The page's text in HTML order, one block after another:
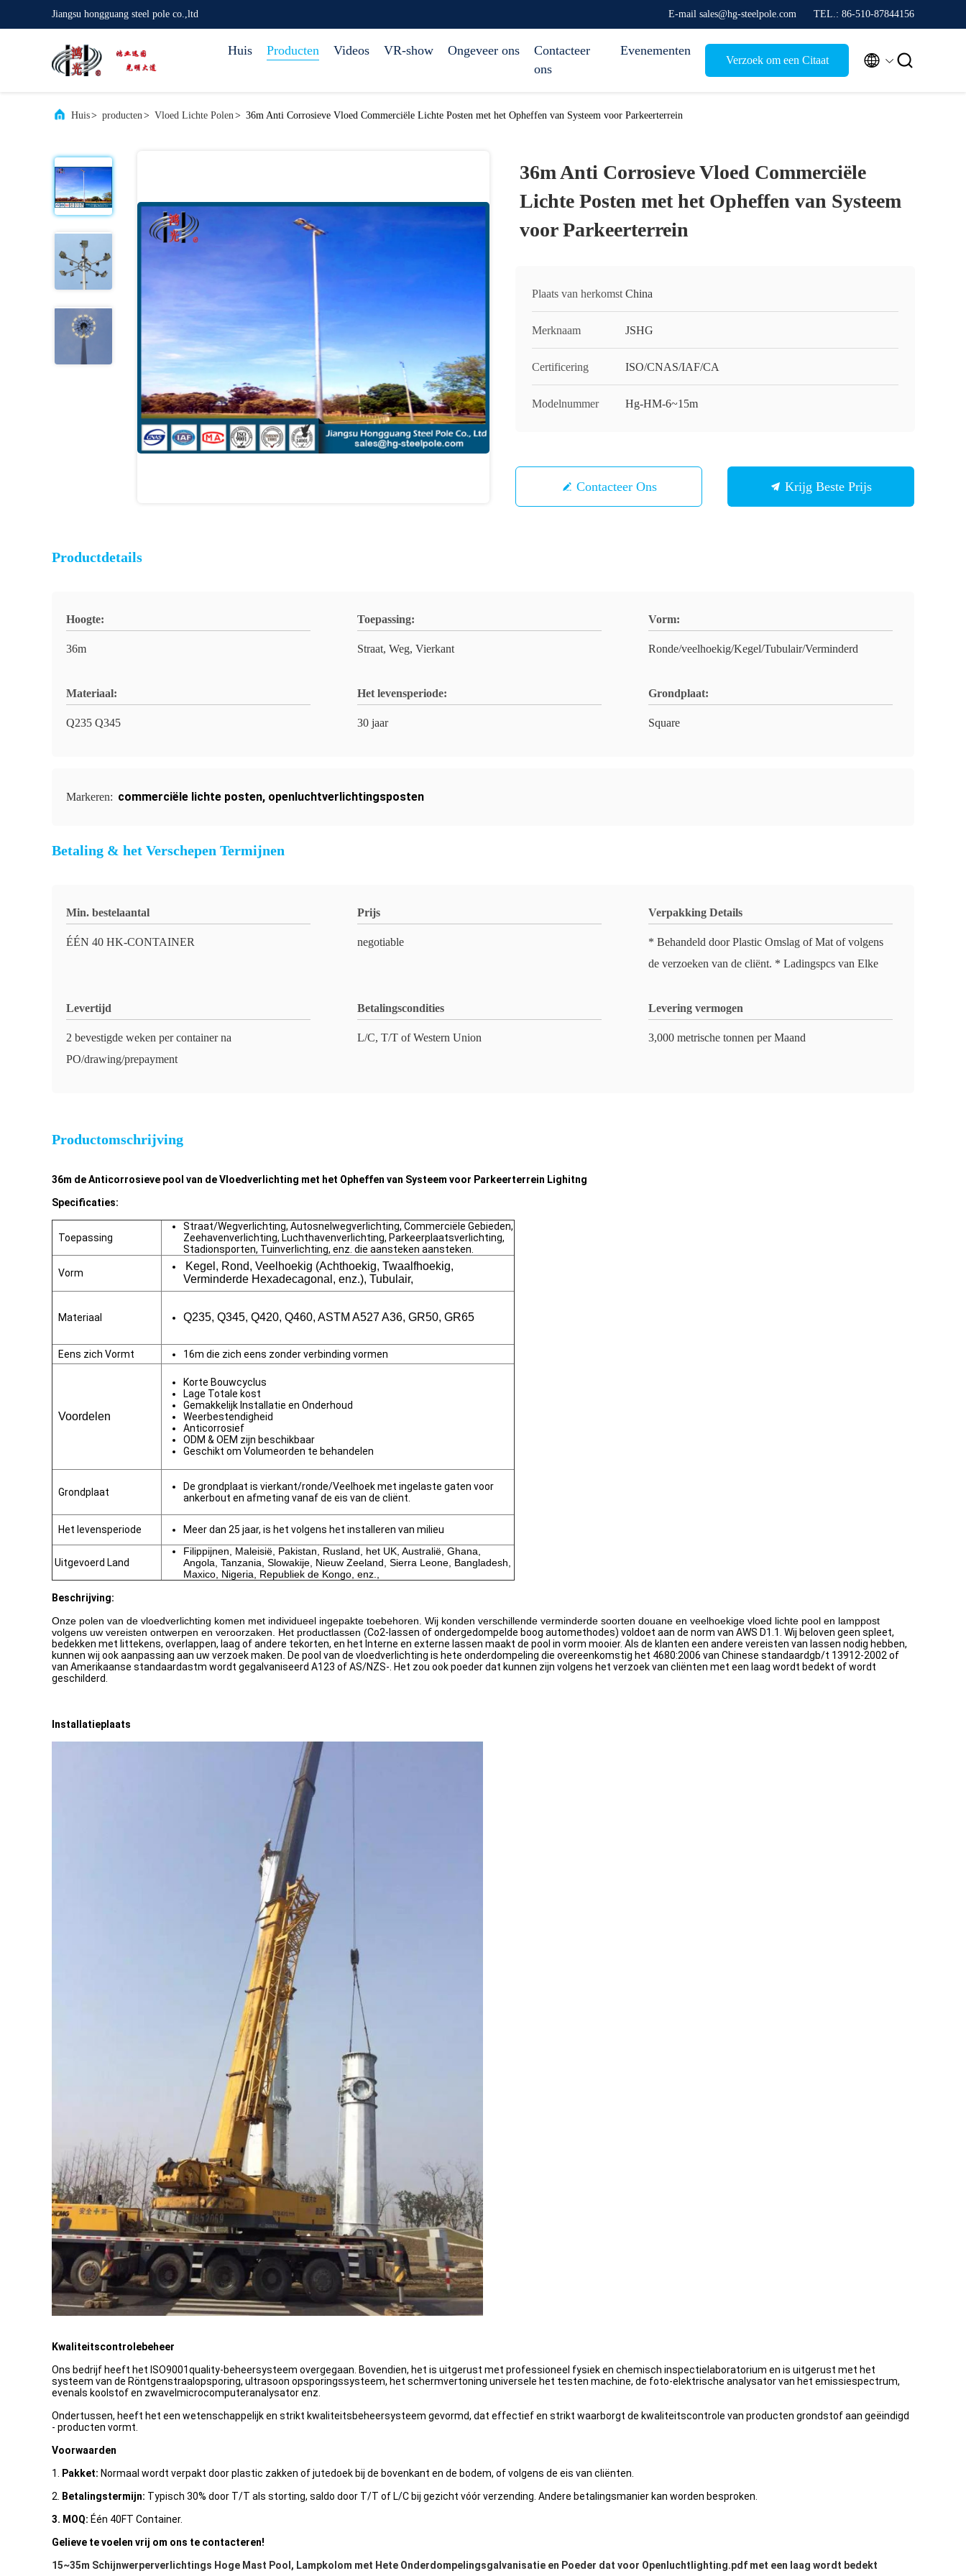
Jiangsu hongguang steel pole co.,ltd E-mail sales@hg-steelpole.com TEL.: 86-510-87844156
Huis Producten Videos VR-show Ongeveer ons
Contacteer
ons
Evenementen
Verzoek om een Citaat  
Huis> producten> Vloed Lichte Polen> 36m Anti Corrosieve Vloed Commerciële Lichte Posten met het Opheffen van Systeem voor Parkeerterrein
36m Anti Corrosieve Vloed Commerciële
Lichte Posten met het Opheffen van Systeem
voor Parkeerterrein
Plaats van herkomst China
Merknaam JSHG
Certificering ISO/CNAS/IAF/CA
Modelnummer Hg-HM-6~15m
Contacteer Ons Krijg Beste Prijs
Productdetails
Hoogte:
36m
Toepassing:
Straat, Weg, Vierkant
Vorm:
Ronde/veelhoekig/Kegel/Tubulair/Verminderd
Materiaal:
Q235 Q345
Het levensperiode:
30 jaar
Grondplaat:
Square
Markeren: commerciële lichte posten, openluchtverlichtingsposten
Betaling & het Verschepen Termijnen
Min. bestelaantal
ÉÉN 40 HK-CONTAINER
Prijs
negotiable
Verpakking Details
* Behandeld door Plastic Omslag of Mat of volgens
de verzoeken van de cliënt. * Ladingspcs van Elke
Levertijd
2 bevestigde weken per container na
PO/drawing/prepayment
Betalingscondities
L/C, T/T of Western Union
Levering vermogen
3,000 metrische tonnen per Maand
Productomschrijving
36m de Anticorrosieve pool van de Vloedverlichting met het Opheffen van Systeem voor Parkeerterrein Lighitng
Specificaties:
Toepassing
Straat/Wegverlichting, Autosnelwegverlichting, Commerciële Gebieden,
Zeehavenverlichting, Luchthavenverlichting, Parkeerplaatsverlichting,
Stadionsporten, Tuinverlichting, enz. die aansteken aansteken.
Vorm
Kegel, Rond, Veelhoekig (Achthoekig, Twaalfhoekig,
Verminderde Hexadecagonal, enz.), Tubulair,
Materiaal Q235, Q345, Q420, Q460, ASTM A527 A36, GR50, GR65
Eens zich Vormt 16m die zich eens zonder verbinding vormen
Voordelen
Korte Bouwcyclus
Lage Totale kost
Gemakkelijk Installatie en Onderhoud
Weerbestendigheid
Anticorrosief
ODM & OEM zijn beschikbaar
Geschikt om Volumeorden te behandelen
Grondplaat
De grondplaat is vierkant/ronde/Veelhoek met ingelaste gaten voor
ankerbout en afmeting vanaf de eis van de cliënt.
Het levensperiode Meer dan 25 jaar, is het volgens het installeren van milieu
Uitgevoerd Land
Filippijnen, Maleisië, Pakistan, Rusland, het UK, Australië, Ghana,
Angola, Tanzania, Slowakije, Nieuw Zeeland, Sierra Leone, Bangladesh,
Maxico, Nigeria, Republiek de Kongo, enz.,
Beschrijving:
Onze polen van de vloedverlichting komen met individueel ingepakte toebehoren. Wij konden verschillende verminderde soorten douane en veelhoekige vloed lichte pool en lamppost
volgens uw vereisten ontwerpen en veroorzaken. Het productlassen (Co2-lassen of ondergedompelde boog automethodes) voldoet aan de norm van AWS D1.1. Wij beloven geen spleet,
bedekken met littekens, overlappen, laag of andere tekorten, en het Interne en externe lassen maakt de pool in vorm mooier. Als de klanten een andere vereisten van lassen nodig hebben,
kunnen wij ook aanpassing aan uw verzoek maken
De pool van de vloedverlichting is hete onderdompeling die overeenkomstig het 4680:2006 van Chinese standaardgb/t 13912-2002 of
van Amerikaanse standaardastm wordt gegalvaniseerd A123 of AS/NZS-. Het zou ook poeder dat kunnen zijn volgens het verzoek van cliënten met een laag wordt bedekt of wordt
geschilderd.
Installatieplaats
Kwaliteitscontrolebeheer
Ons bedrijf heeft het ISO9001quality-beheersysteem overgegaan. Bovendien, het is uitgerust met professioneel fysiek en chemisch inspectielaboratorium en is uitgerust met het
systeem van de Röntgenstraalopsporing, ultrasoon opsporingssysteem, het schermvertoning universele het testen machine, de foto-elektrische analysator van het emissiespectrum,
evenals koolstof en zwavelmicrocomputeranalysator enz.
Ondertussen, heeft het een wetenschappelijk en strikt kwaliteitsbeheersysteem gevormd, dat effectief en strikt waarborgt de kwaliteitscontrole van producten grondstof aan geëindigd
- producten vormt.
Voorwaarden
1.
Pakket: Normaal wordt verpakt door plastic zakken of jutedoek bij de bovenkant en de bodem, of volgens de eis van cliënten.
2.
Betalingstermijn: Typisch 30% door T/T als storting, saldo door T/T of L/C bij gezicht vóór verzending. Andere betalingsmanier kan worden besproken.
3. MOQ: Één 40FT Container.
Gelieve te voelen vrij om ons te contacteren!
15~35m Schijnwerperverlichtings Hoge Mast Pool, Lampkolom met Hete Onderdompelingsgalvanisatie en Poeder dat voor Openluchtlighting.pdf met een laag wordt bedekt